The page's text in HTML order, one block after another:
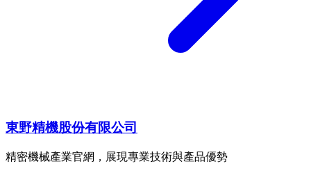
東野精機股份有限公司
精密機械產業官網，展現專業技術與產品優勢